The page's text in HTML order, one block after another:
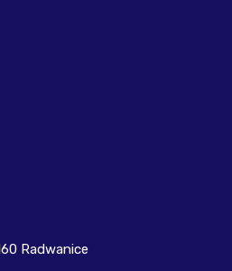
Radwanice